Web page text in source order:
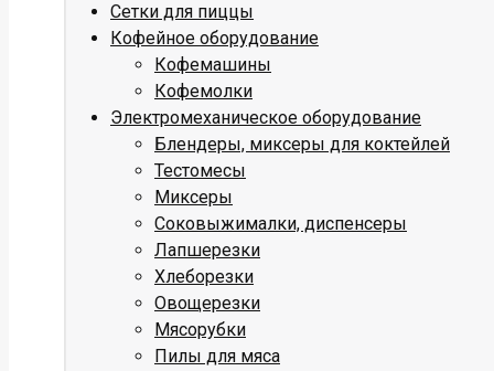
Сетки для пиццы
Кофейное оборудование
Кофемашины
Кофемолки
Электромеханическое оборудование
Блендеры, миксеры для коктейлей
Тестомесы
Миксеры
Соковыжималки, диспенсеры
Лапшерезки
Хлеборезки
Овощерезки
Мясорубки
Пилы для мяса